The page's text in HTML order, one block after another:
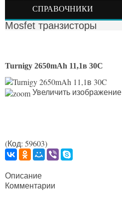
СПРАВОЧНИКИ
Mosfet транзисторы
Turnigy 2650mAh 11,1в 30C
Увеличить изображение
(Код: 59603)
Описание
Комментарии